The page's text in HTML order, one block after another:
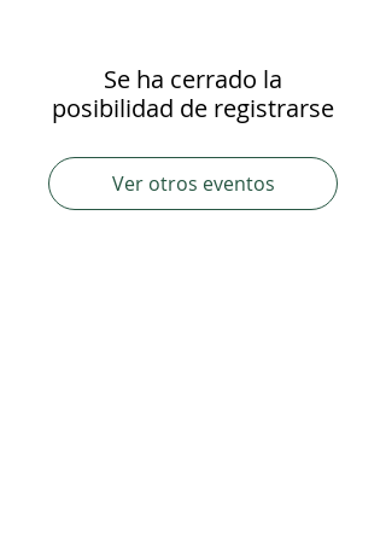
Se ha cerrado la
posibilidad de registrarse
Ver otros eventos